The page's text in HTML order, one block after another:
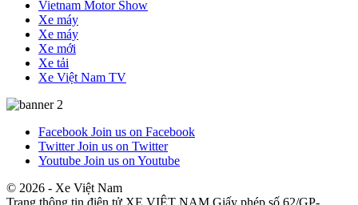
Vietnam Motor Show
Xe máy
Xe máy
Xe mới
Xe tải
Xe Việt Nam TV
Facebook Join us on Facebook
Twitter Join us on Twitter
Youtube Join us on Youtube
© 2026 - Xe Việt Nam
Trang thông tin điện tử XE VIỆT NAM Giấy phép số 62/GP-